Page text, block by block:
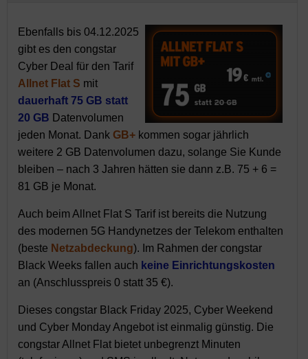
Ebenfalls bis 04.12.2025
gibt es den congstar
Cyber Deal für den Tarif
Allnet Flat S mit
dauerhaft 75 GB statt
20 GB Datenvolumen
jeden Monat. Dank GB+ kommen sogar jährlich
weitere 2 GB Datenvolumen dazu, solange Sie Kunde
bleiben – nach 3 Jahren hätten sie dann z.B. 75 + 6 =
81 GB je Monat.
Auch beim Allnet Flat S Tarif ist bereits die Nutzung
des modernen 5G Handynetzes der Telekom enthalten
(beste Netzabdeckung). Im Rahmen der congstar
Black Weeks fallen auch keine Einrichtungskosten
an (Anschlusspreis 0 statt 35 €).
Dieses congstar Black Friday 2025, Cyber Weekend
und Cyber Monday Angebot ist einmalig günstig. Die
congstar Allnet Flat bietet unbegrenzt Minuten